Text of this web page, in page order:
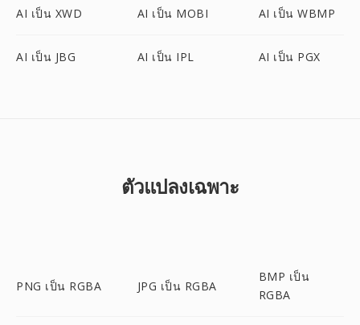
AI เป็น XWD AI เป็น MOBI AI เป็น WBMP
AI เป็น JBG AI เป็น IPL AI เป็น PGX
ตัวแปลงเฉพาะ
PNG เป็น RGBA JPG เป็น RGBA
BMP เป็น
RGBA